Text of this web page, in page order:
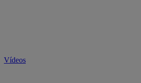
Vídeos